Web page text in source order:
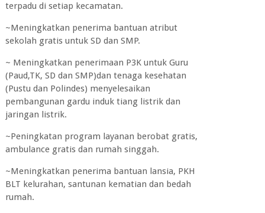
terpadu di setiap kecamatan.
~Meningkatkan penerima bantuan atribut
sekolah gratis untuk SD dan SMP.
~ Meningkatkan penerimaan P3K untuk Guru
(Paud,TK, SD dan SMP)dan tenaga kesehatan
(Pustu dan Polindes) menyelesaikan
pembangunan gardu induk tiang listrik dan
jaringan listrik.
~Peningkatan program layanan berobat gratis,
ambulance gratis dan rumah singgah.
~Meningkatkan penerima bantuan lansia, PKH
BLT kelurahan, santunan kematian dan bedah
rumah.